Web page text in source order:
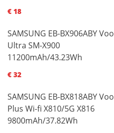
€ 18
SAMSUNG EB-BX906ABY
Ultra SM-X900
11200mAh/43.23Wh
€ 32
SAMSUNG EB-BX818ABY
Plus Wi-fi X810/5G X816
9800mAh/37.82Wh